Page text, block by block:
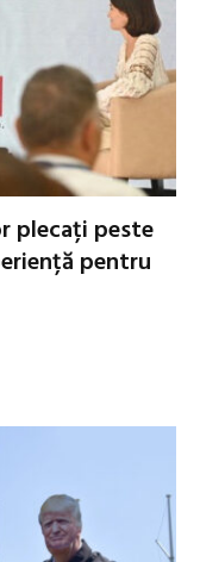
plecați peste
pentru